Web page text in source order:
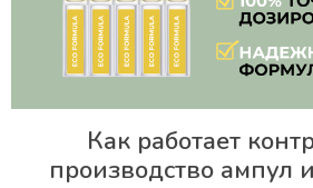
Как работает
производство ампул